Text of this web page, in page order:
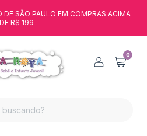
DE SÃO PAULO EM COMPRAS ACIMA
DE R$ 199
0